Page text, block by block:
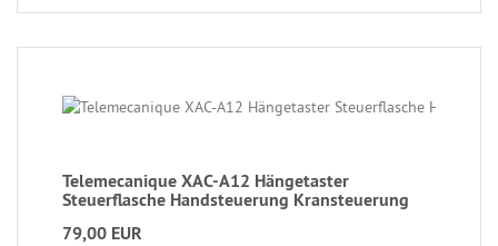
Telemecanique XAC-A12 Hängetaster
Steuerflasche Handsteuerung Kransteuerung
79,00 EUR